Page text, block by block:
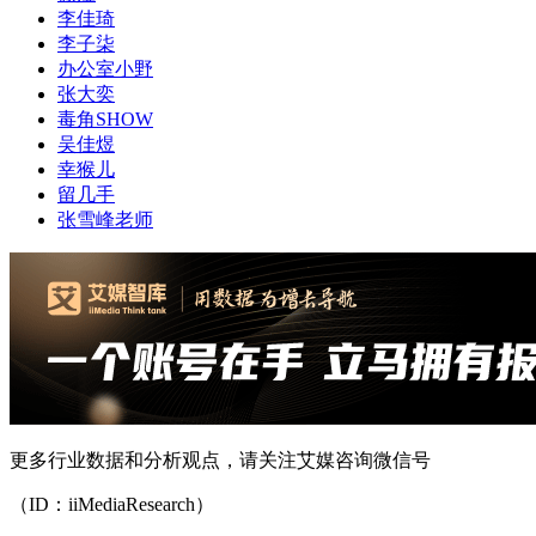
李佳琦
李子柒
办公室小野
张大奕
毒角SHOW
吴佳煜
幸猴儿
留几手
张雪峰老师
更多行业数据和分析观点，请关注艾媒咨询微信号
（ID：iiMediaResearch）